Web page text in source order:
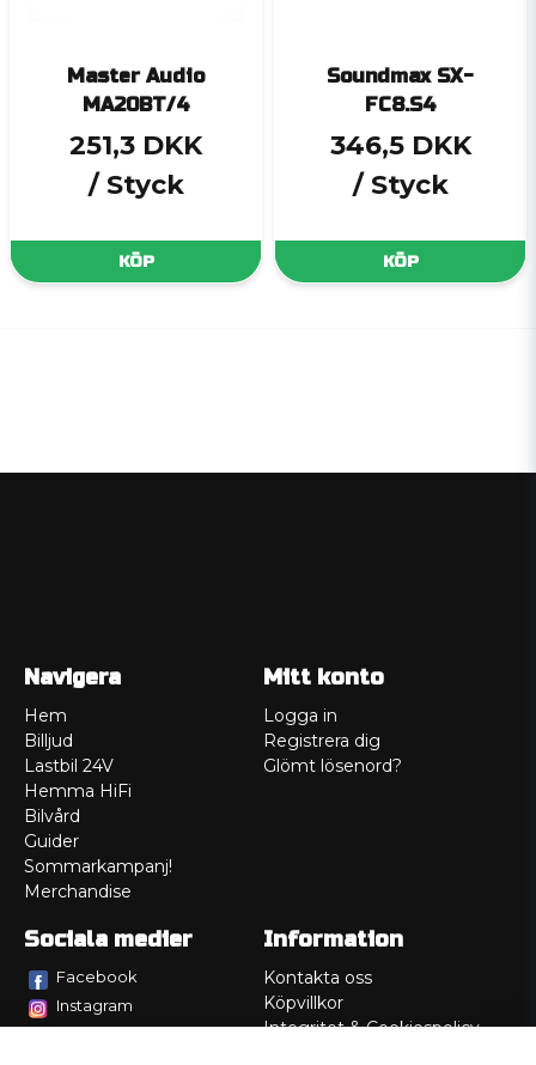
Master Audio
MA20BT/4
251,3 DKK
/ Styck
KÖP
Soundmax SX-
FC8.S4
346,5 DKK
/ Styck
KÖP
Navigera
Hem
Billjud
Lastbil 24V
Hemma HiFi
Bilvård
Guider
Sommarkampanj!
Merchandise
Mitt konto
Logga in
Registrera dig
Glömt lösenord?
Sociala medier
Facebook
Instagram
Information
Kontakta oss
Köpvillkor
Integritet & Cookiespolicy